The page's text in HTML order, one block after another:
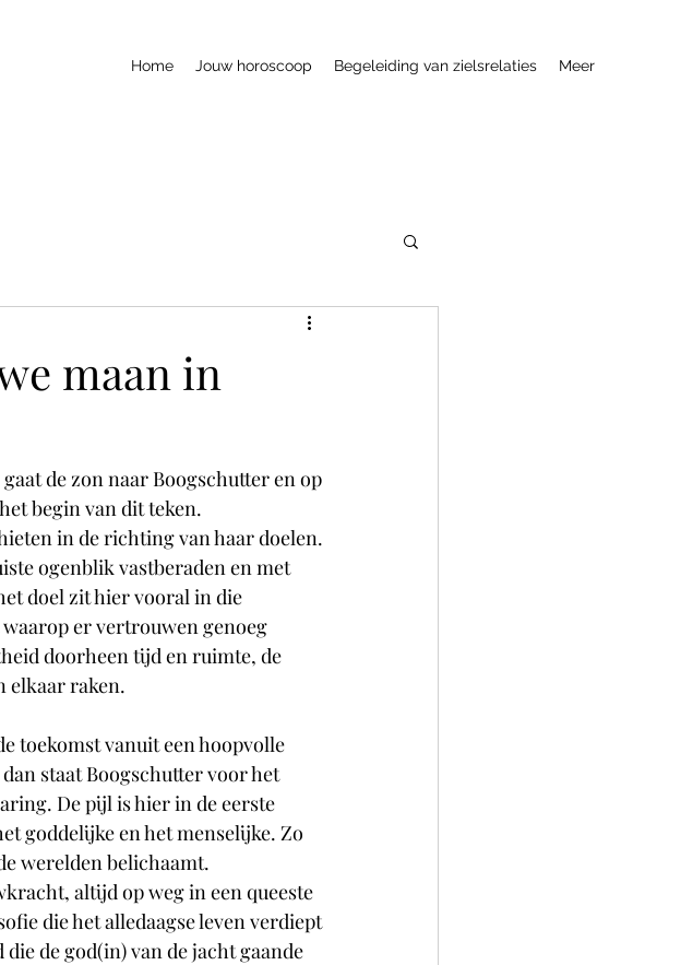
Home Jouw horoscoop Begeleiding van zielsrelaties Meer
maan in
de zon naar Boogschutter en op
begin van dit teken.
in de richting van haar doelen.
ogenblik vastberaden en met
doel zit hier vooral in die
er vertrouwen genoeg
doorheen tijd en ruimte, de
elkaar raken.
toekomst vanuit een hoopvolle
staat Boogschutter voor het
De pijl is hier in de eerste
goddelijke en het menselijke. Zo
werelden belichaamt.
altijd op weg in een queeste
die het alledaagse leven verdiept
de god(in) van de jacht gaande